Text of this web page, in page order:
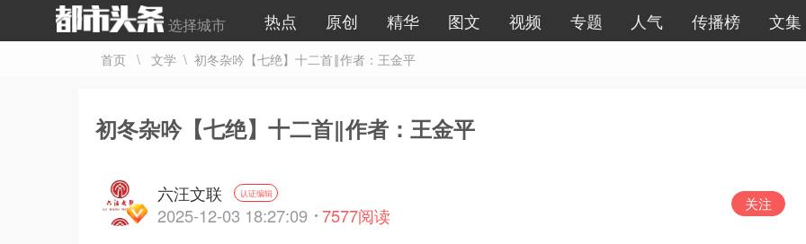
选择城市 热点 原创 精华 图文 视频 专题 人气 传播榜 文集
首页 \ 文学 \ 初冬杂吟【七绝】十二首‖作者：王金平
初冬杂吟【七绝】十二首‖作者：王金平
六汪文联 认证编辑
2025-12-03 18:27:09 7577阅读
关注